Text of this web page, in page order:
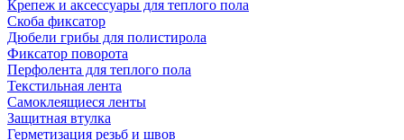
Крепеж и аксессуары для теплого пола
Скоба фиксатор
Дюбели грибы для полистирола
Фиксатор поворота
Перфолента для теплого пола
Текстильная лента
Самоклеящиеся ленты
Защитная втулка
Герметизация резьб и швов